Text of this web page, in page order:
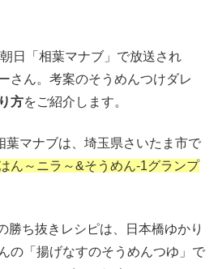
日「相葉マナブ」で放送され
さん。考案のそうめんつけダレ
方をご紹介します。
葉マナブは、埼玉県さいたま市で
ん～ニラ～&そうめん-1グランプ
勝ち抜きレシピは、日本橋ゆかり
の「揚げなすのそうめんつゆ」で